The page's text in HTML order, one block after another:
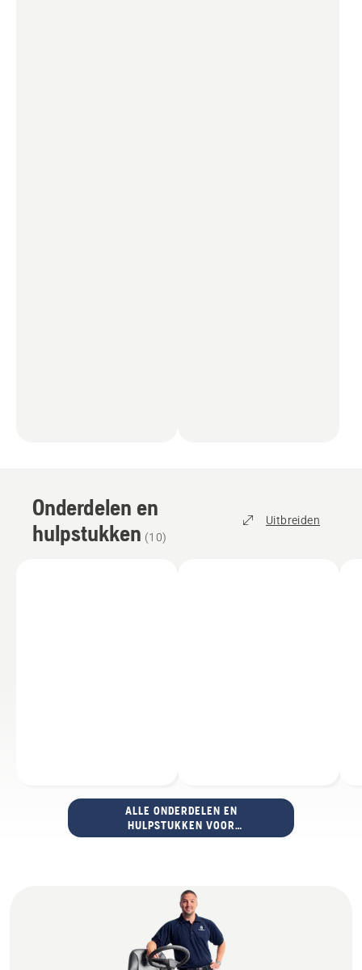
Onderdelen en
hulpstukken (10)
Uitbreiden
ALLE ONDERDELEN EN
HULPSTUKKEN VOOR
BOSMAAIERS